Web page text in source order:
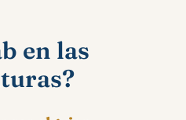
en las